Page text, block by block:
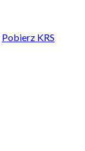
Pobierz KRS